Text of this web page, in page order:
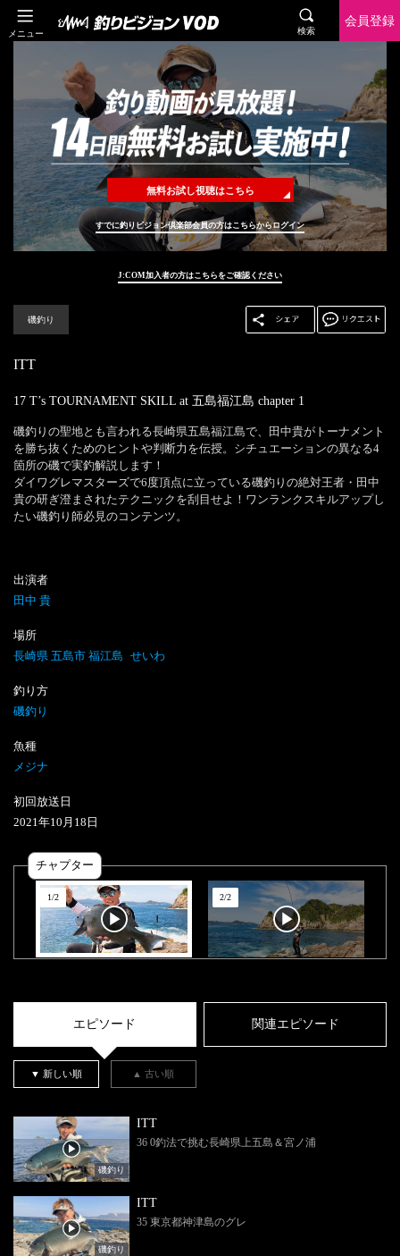
メニュー 検索
会員登録
無料お試し視聴はこちら
すでに釣りビジョン倶楽部会員の方はこちらからログイン
J:COM加入者の方はこちらをご確認ください
磯釣り
ITT
17 T’s TOURNAMENT SKILL at 五島福江島 chapter 1
磯釣りの聖地とも言われる長崎県五島福江島で、田中貴がトーナメント
を勝ち抜くためのヒントや判断力を伝授。シチュエーションの異なる4
箇所の磯で実釣解説します！
ダイワグレマスターズで6度頂点に立っている磯釣りの絶対王者・田中
貴の研ぎ澄まされたテクニックを刮目せよ！ワンランクスキルアップし
たい磯釣り師必見のコンテンツ。
出演者
田中 貴
場所
長崎県 五島市 福江島 せいわ
釣り方
磯釣り
魚種
メジナ
初回放送日
2021年10 月 18 日
チャプター
1/2 2/2
エピソード 関連エピソード
▼ 新しい順 ▲ 古い順
磯釣り
ITT
36 0釣法で挑む長崎県上五島＆宮ノ浦
磯釣り
ITT
35 東京都神津島のグレ